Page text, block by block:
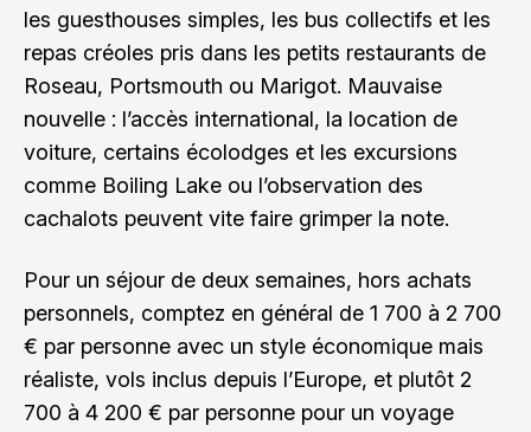
les guesthouses simples, les bus collectifs et les
repas créoles pris dans les petits restaurants de
Roseau, Portsmouth ou Marigot. Mauvaise
nouvelle : l’accès international, la location de
voiture, certains écolodges et les excursions
comme Boiling Lake ou l’observation des
cachalots peuvent vite faire grimper la note.
Pour un séjour de deux semaines, hors achats
personnels, comptez en général de 1 700 à 2 700
€ par personne avec un style économique mais
réaliste, vols inclus depuis l’Europe, et plutôt 2
700 à 4 200 € par personne pour un voyage